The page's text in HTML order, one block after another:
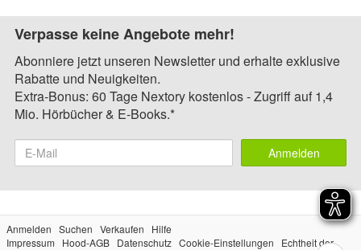
Verpasse keine Angebote mehr!
Abonniere jetzt unseren Newsletter und erhalte exklusive
Rabatte und Neuigkeiten.
Extra-Bonus: 60 Tage Nextory kostenlos - Zugriff auf 1,4
Mio. Hörbücher & E-Books.*
Anmelden
Anmelden Suchen Verkaufen
Hilfe
Impressum
Hood-AGB Datenschutz Cookie-Einstellungen
Echtheit der